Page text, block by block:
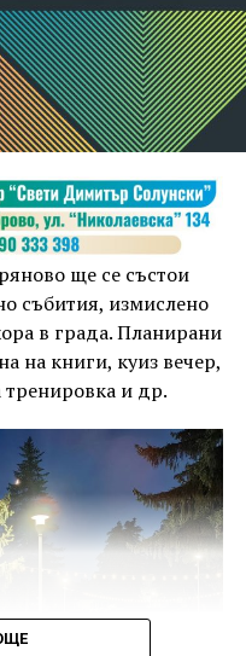
ще се състои
събития, измислено
в града. Планирани
на книги, куиз вечер,
и др.